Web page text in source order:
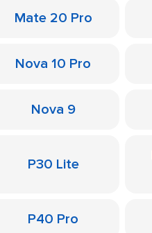
Mate 20 Pro
Nova 10 Pro
Nova 9
P30 Lite
P40 Pro